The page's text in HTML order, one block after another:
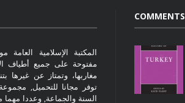
المكتبة الإسلامية العامة
مفتوحة على جميع أطياف
مغاربها، وتمتاز عن غيرها
توفر مجانا للتحميل,
السنة والجماعة, وعددا مهما
COMMENTS